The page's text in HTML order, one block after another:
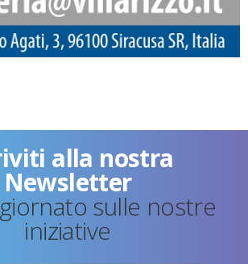
alla nostra
Newsletter
sulle nostre
iniziative